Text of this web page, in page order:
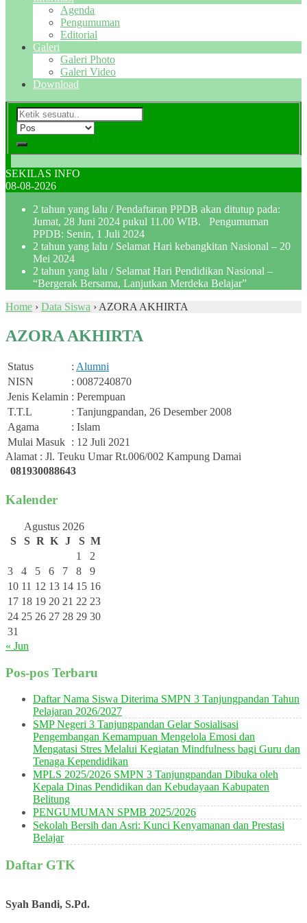
Agenda
Pengumuman
Editorial
Galeri
Galeri Photo
Galeri Video
Download
SEKILAS INFO
08-08-2026
2 tahun yang lalu / Pendaftaran PPDB akan ditutup pada:
Jumat, 28 Juni 2024 pukul 11.00 WIB. Pengumuman
PPDB: Senin, 1 Juli 2024
2 tahun yang lalu / Selamat Hari kebangkitan Nasional – 20
Mei 2024
2 tahun yang lalu / Selamat Hari Pendidikan Nasional –
“Bergerak Bersama, Lanjutkan Merdeka Belajar”
Home › Data Siswa › AZORA AKHIRTA
AZORA AKHIRTA
Status : Alumni
NISN
: 0087240870
Jenis Kelamin : Perempuan
T.T.L
: Tanjungpandan, 26 Desember 2008
Agama
: Islam
Mulai Masuk : 12 Juli 2021
Alamat : Jl. Teuku Umar Rt.006/002 Kampung Damai
081930088643
Kalender
Agustus 2026
S
S R K J S M
1
2
3
4 5 6 7 8
9
10 11 12 13 14 15 16
17 18 19 20 21 22 23
24 25 26 27 28 29 30
31
« Jun
Pos-pos Terbaru
Daftar Nama Siswa Diterima SMPN 3 Tanjungpandan Tahun
Pelajaran 2026/2027
SMP Negeri 3 Tanjungpandan Gelar Sosialisasi
Pengembangan Kemampuan Mengelola Emosi dan
Mengatasi Stres Melalui Kegiatan Mindfulness bagi Guru dan
Tenaga Kependidikan
MPLS 2025/2026 SMPN 3 Tanjungpandan Dibuka oleh
Kepala Dinas Pendidikan dan Kebudayaan Kabupaten
Belitung
PENGUMUMAN SPMB 2025/2026
Sekolah Bersih dan Asri: Kunci Kenyamanan dan Prestasi
Belajar
Daftar GTK
Syah Bandi, S.Pd.